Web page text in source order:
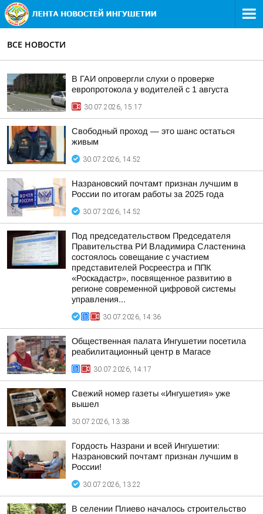
ВСЕ НОВОСТИ
В ГАИ опровергли слухи о проверке
европротокола у водителей с 1 августа
30.07.2026, 15:17
Свободный проход — это шанс остаться
живым
30.07.2026, 14:52
Назрановский почтамт признан лучшим в
России по итогам работы за 2025 года
30.07.2026, 14:52
Под председательством Председателя
Правительства РИ Владимира Сластенина
состоялось совещание с участием
представителей Росреестра и ППК
«Роскадастр», посвященное развитию в
регионе современной цифровой системы
управления...
30.07.2026, 14:36
Общественная палата Ингушетии посетила
реабилитационный центр в Магасе
30.07.2026, 14:17
Свежий номер газеты «Ингушетия» уже
вышел
30.07.2026, 13:38
Гордость Назрани и всей Ингушетии:
Назрановский почтамт признан лучшим в
России!
30.07.2026, 13:22
В селении Плиево началось строительство